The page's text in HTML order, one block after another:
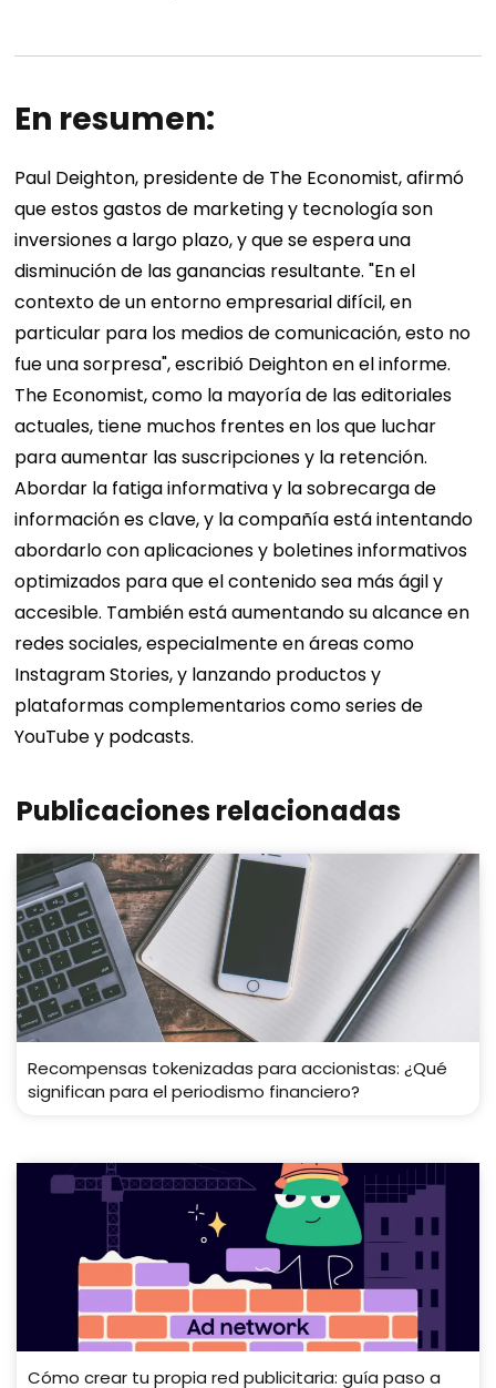
En resumen:
Paul Deighton, presidente de The Economist, afirmó
que estos gastos de marketing y tecnología son
inversiones a largo plazo, y que se espera una
disminución de las ganancias resultante. "En el
contexto de un entorno empresarial difícil, en
particular para los medios de comunicación, esto no
fue una sorpresa", escribió Deighton en el informe.
The Economist, como la mayoría de las editoriales
actuales, tiene muchos frentes en los que luchar
para aumentar las suscripciones y la retención.
Abordar la fatiga informativa y la sobrecarga de
información es clave, y la compañía está intentando
abordarlo con aplicaciones y boletines informativos
optimizados para que el contenido sea más ágil y
accesible. También está aumentando su alcance en
redes sociales, especialmente en áreas como
Instagram Stories, y lanzando productos y
plataformas complementarios como series de
YouTube y podcasts.
Publicaciones relacionadas
Recompensas tokenizadas para accionistas: ¿Qué
significan para el periodismo financiero?
Cómo crear tu propia red publicitaria: guía paso a